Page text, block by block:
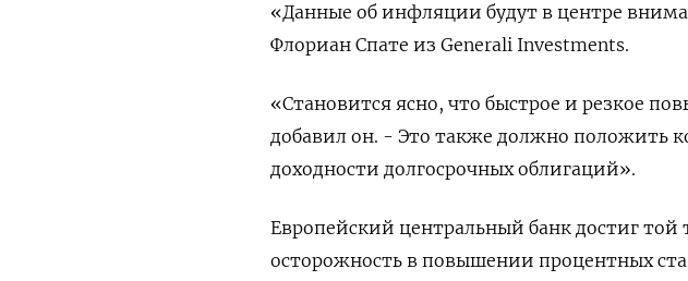
«Данные об инфляции будут в центре
Флориан Спате из Generali Investments.
«Становится ясно, что быстрое и резкое
добавил он. - Это также должно положить
доходности долгосрочных облигаций».
Европейский центральный банк достиг той
осторожность в повышении процентных